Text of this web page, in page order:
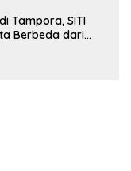
Tampora, SITI
Berbeda dari